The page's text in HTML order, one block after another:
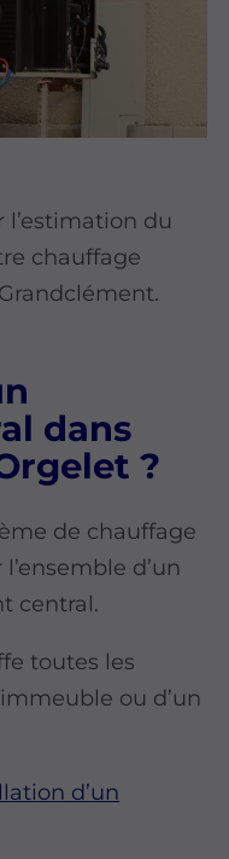
du
chauffage
dans
?
de chauffage
d’un
central.
toutes les
ou d’un
d’un